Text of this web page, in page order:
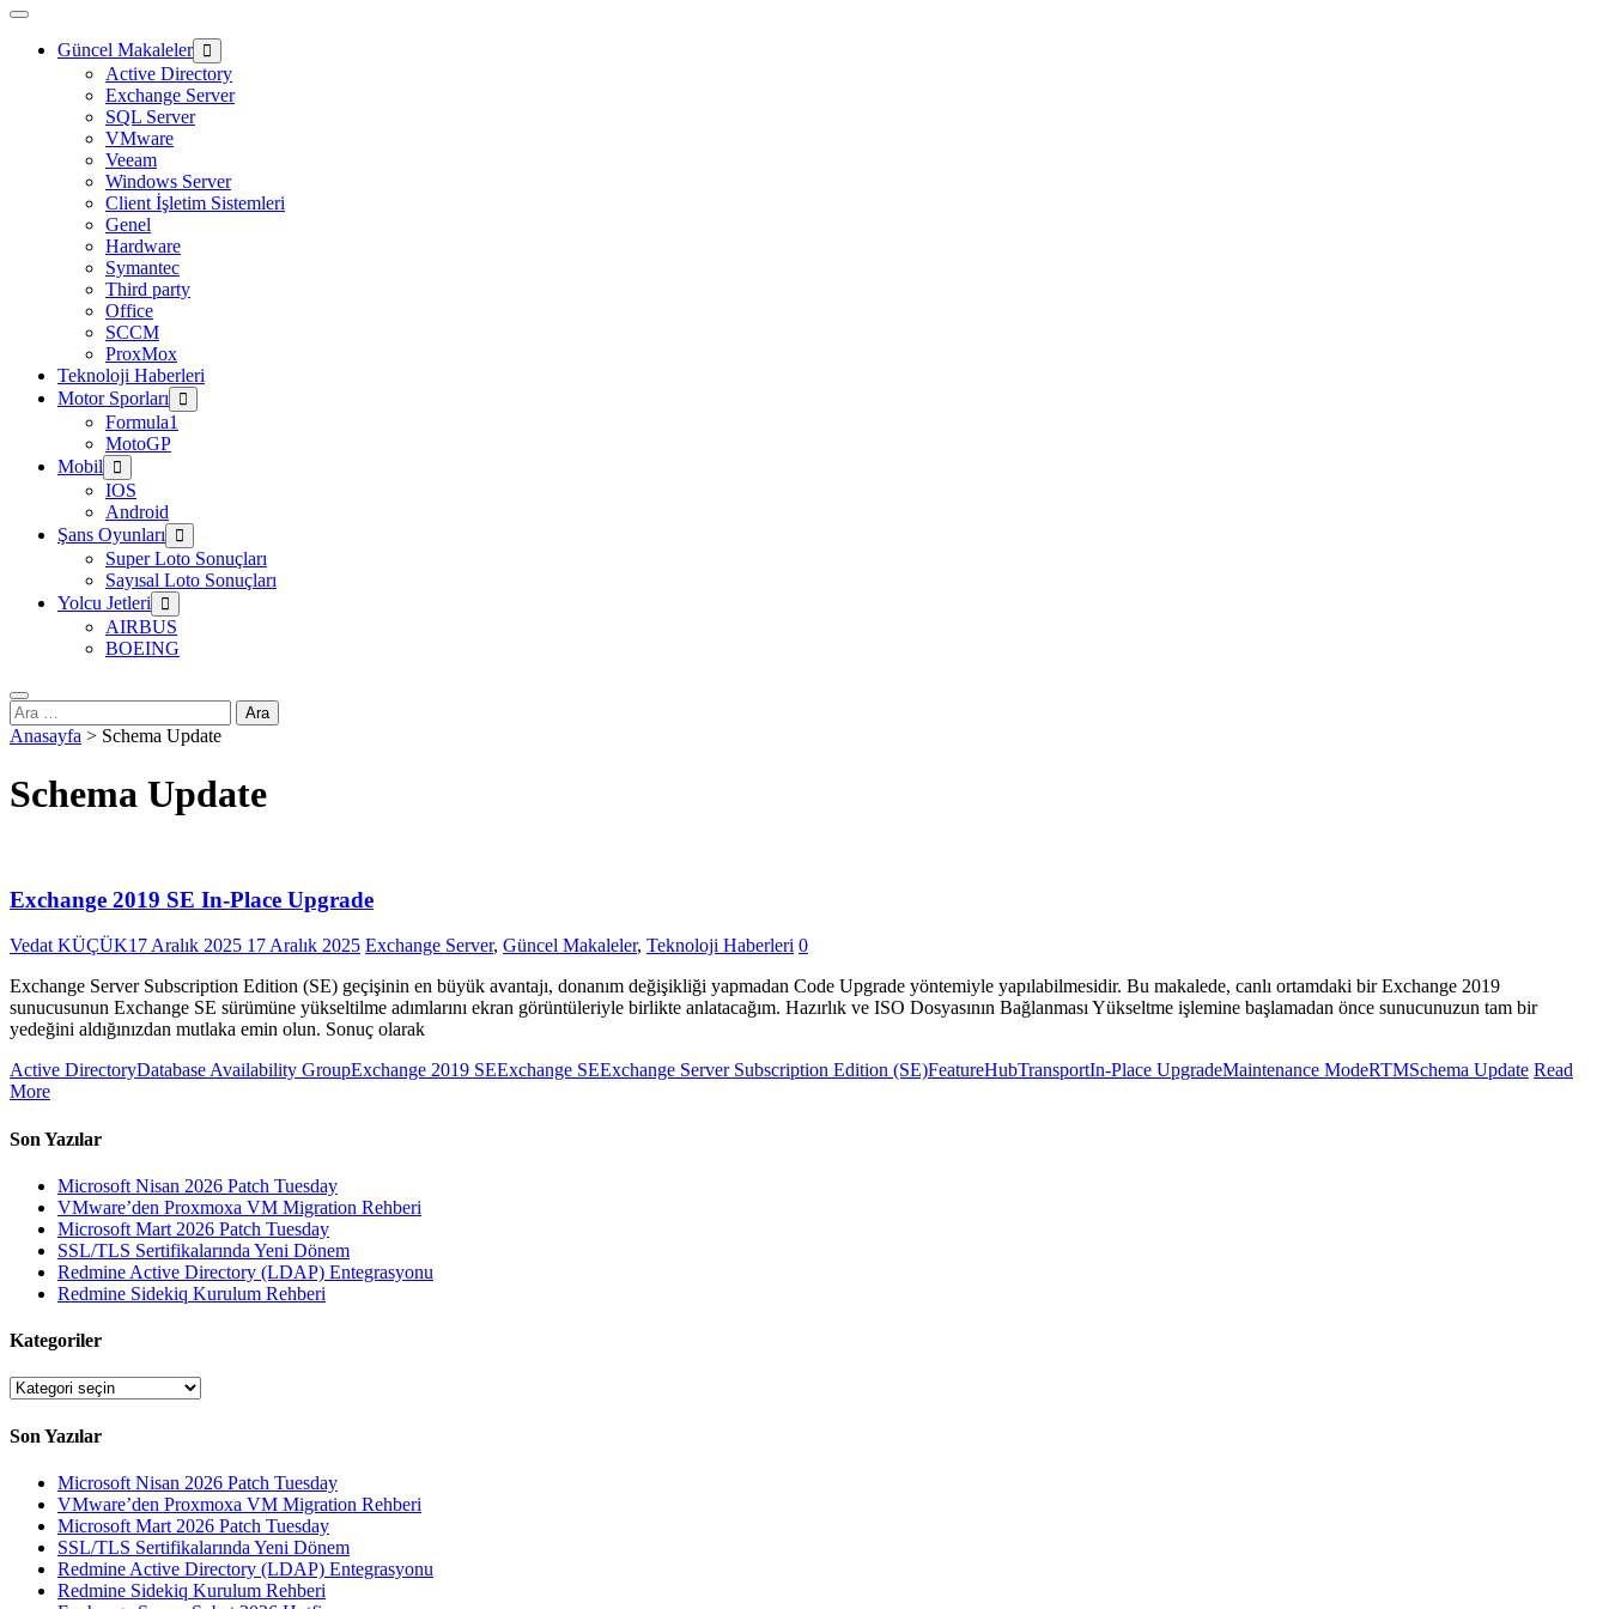
Güncel Makaleler
Active Directory
Exchange Server
SQL Server
VMware
Veeam
Windows Server
Client İşletim Sistemleri
Genel
Hardware
Symantec
Third party
Office
SCCM
ProxMox
Teknoloji Haberleri
Motor Sporları
Formula1
MotoGP
Mobil
IOS
Android
Şans Oyunları
Super Loto Sonuçları
Sayısal Loto Sonuçları
Yolcu Jetleri
AIRBUS
BOEING
Arama:
Anasayfa > Schema Update
Schema Update
Exchange 2019 SE In-Place Upgrade
Vedat KÜÇÜK17 Aralık 2025 17 Aralık 2025 Exchange Server, Güncel Makaleler, Teknoloji Haberleri 0
Exchange Server Subscription Edition (SE) geçişinin en büyük avantajı, donanım değişikliği yapmadan Code Upgrade yöntemiyle yapılabilmesidir. Bu makalede, canlı ortamdaki bir Exchange 2019
sunucusunun Exchange SE sürümüne yükseltilme adımlarını ekran görüntüleriyle birlikte anlatacağım. Hazırlık ve ISO Dosyasının Bağlanması Yükseltme işlemine başlamadan önce sunucunuzun tam bir
yedeğini aldığınızdan mutlaka emin olun. Sonuç olarak
Active DirectoryDatabase Availability GroupExchange 2019 SEExchange SEExchange Server Subscription Edition (SE)FeatureHubTransportIn-Place UpgradeMaintenance ModeRTMSchema Update Read
More
Son Yazılar
Microsoft Nisan 2026 Patch Tuesday
VMware’den Proxmoxa VM Migration Rehberi
Microsoft Mart 2026 Patch Tuesday
SSL/TLS Sertifikalarında Yeni Dönem
Redmine Active Directory (LDAP) Entegrasyonu
Redmine Sidekiq Kurulum Rehberi
Kategoriler
Kategoriler
Son Yazılar
Microsoft Nisan 2026 Patch Tuesday
VMware’den Proxmoxa VM Migration Rehberi
Microsoft Mart 2026 Patch Tuesday
SSL/TLS Sertifikalarında Yeni Dönem
Redmine Active Directory (LDAP) Entegrasyonu
Redmine Sidekiq Kurulum Rehberi